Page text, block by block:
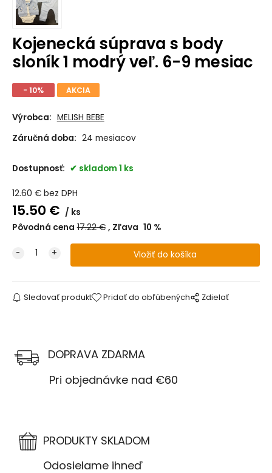
Kojenecká súprava s body
sloník 1 modrý veľ. 6-9 mesiac
- 10% AKCIA
Výrobca: MELISH BEBE
Záručná doba: 24 mesiacov
Dostupnosť: skladom 1 ks
12.60 € bez DPH
15.50 €
ks
Pôvodná cena 17.22€ Zľava 10 %
Sledovať produkt Pridať do obľúbených Zdielať
DOPRAVA ZDARMA
Pri objednávke nad €60
PRODUKTY SKLADOM
Odosielame ihneď